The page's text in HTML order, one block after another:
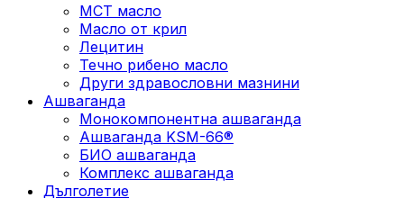
МСТ масло
Масло от крил
Лецитин
Течно рибено масло
Други здравословни мазнини
Ашваганда
Монокомпонентна ашваганда
Ашваганда KSM-66®
БИО ашваганда
Комплекс ашваганда
Дълголетие